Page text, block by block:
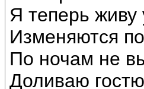
Я теперь живу
Изменяются
По ночам не
Доливаю